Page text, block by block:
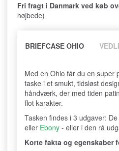
Fri fragt i Danmark ved køb
højbede)
BRIEFCASE OHIO
Med en Ohio får du en super
taske i et smukt, tidsløst
håndværk, der med tiden
flot karakter.
Tasken findes i 3 udgaver:
eller Ebony - eller i den rå
Korte fakta og egenskaber